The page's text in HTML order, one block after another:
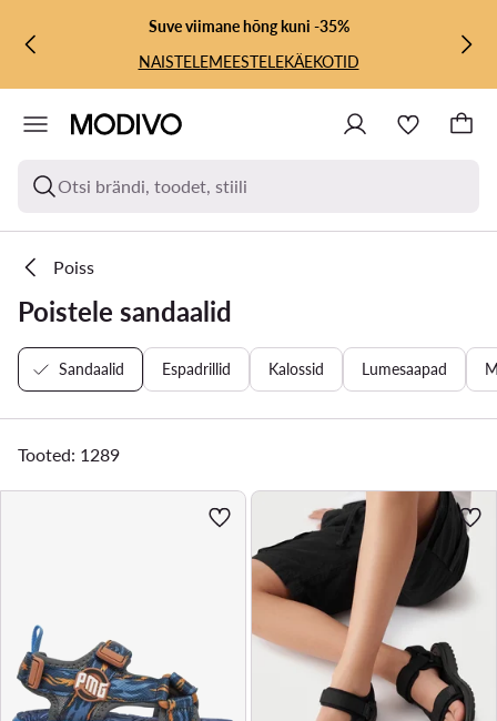
LIIGU PÕHISISU JUURDE
MINE OTSINGUSSESuve viimane hõng kuni -35%
NAISTELEMEESTELEKÄEKOTID
Otsi brändi, toodet, stiili
Poiss
Poistele sandaalid
Sandaalid Espadrillid Kalossid Lumesaapad
Tooted: 1289